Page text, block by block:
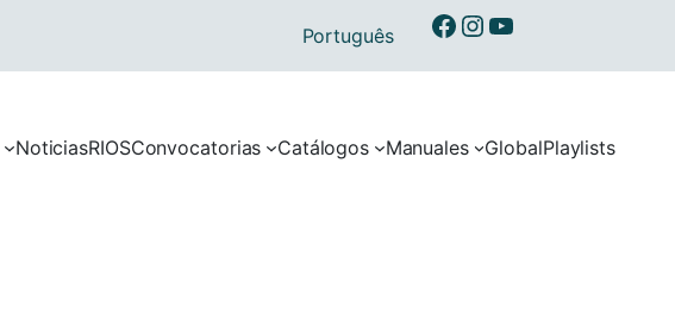
NoticiasRIOSConvocatorias Catálogos Manuales GlobalPlaylists
Português Ibermusicas en Facebook
Ibermusicas en Instagram
Ibermusicas en Youtube